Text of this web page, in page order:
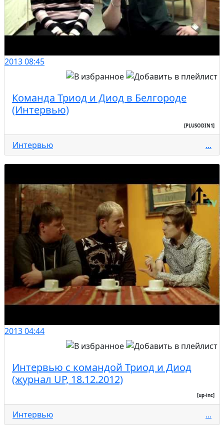
201308:45
Команда Триод и Диод в Белгороде
(Интервью)
[PLUSODIN1]
Интервью ...
201304:44
Интервью с командой Триод и Диод
(журнал UP, 18.12.2012)
[up-inc]
Интервью ...